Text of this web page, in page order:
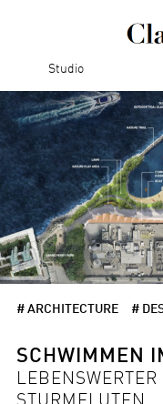
Studio
# ARCHITECTURE #
SCHWIMMEN
LEBENSWERTER